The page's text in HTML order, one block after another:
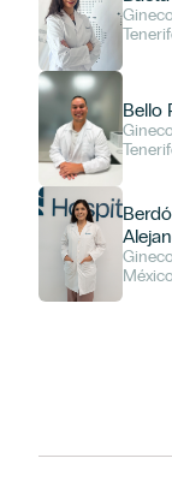
Bello
México